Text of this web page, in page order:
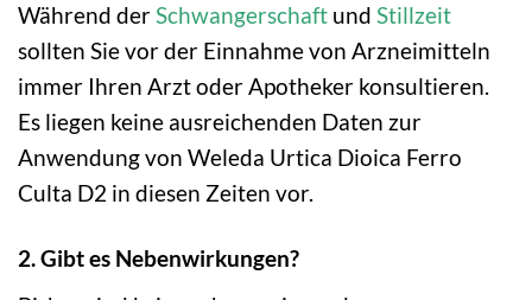
Während derSchwangerschaft und Stillzeit
sollten Sie vor der Einnahme von Arzneimitteln
immer Ihren Arzt oder Apotheker konsultieren.
Es liegen keine ausreichenden Daten zur
Anwendung von Weleda Urtica Dioica Ferro
Culta D2 in diesen Zeiten vor.
2. Gibt es Nebenwirkungen?